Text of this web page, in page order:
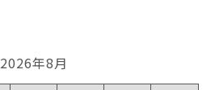
2026年8月